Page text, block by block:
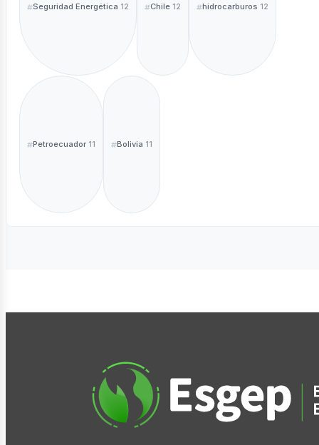
Seguridad Energética 12 Chile 12 hidrocarburos 12
Petroecuador 11 Bolivia 11